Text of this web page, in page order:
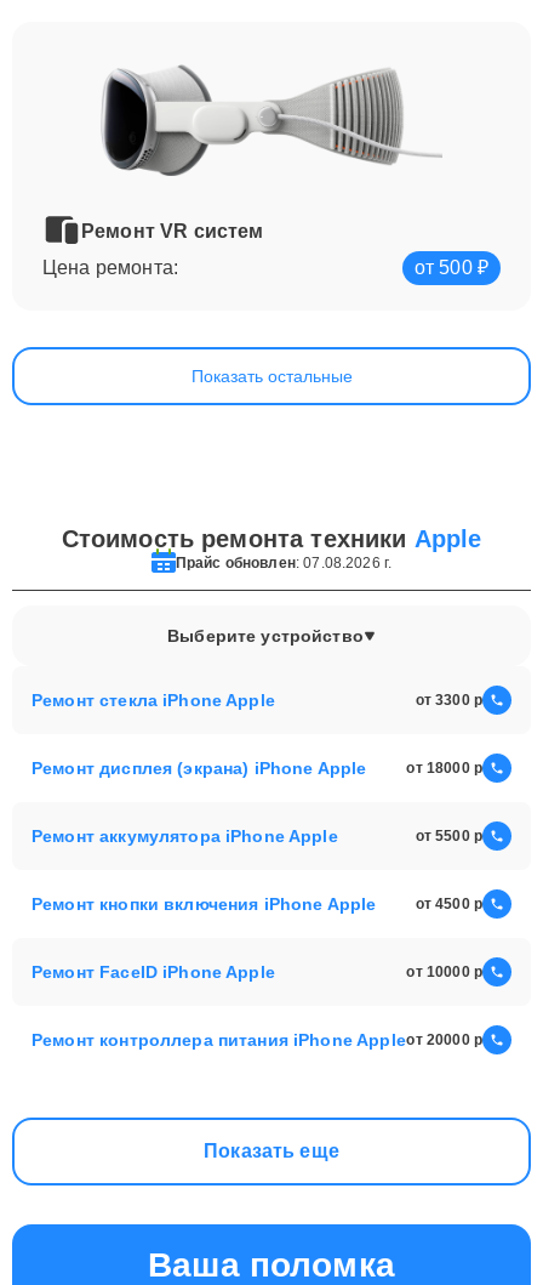
Ремонт VR систем
Цена ремонта:
от 500 ₽
Показать остальные
Стоимость ремонта техники Apple
Прайс обновлен: 07.08.2026 г.
Выберите устройство
Ремонт стекла iPhone Apple от 3300
Ремонт дисплея (экрана) iPhone Apple от 18000
Ремонт аккумулятора iPhone Apple от 5500
Ремонт кнопки включения iPhone Apple от 4500
Ремонт FaceID iPhone Apple от 10000
Ремонт контроллера питания iPhone Appleот 20000
Показать еще
Ваша поломка